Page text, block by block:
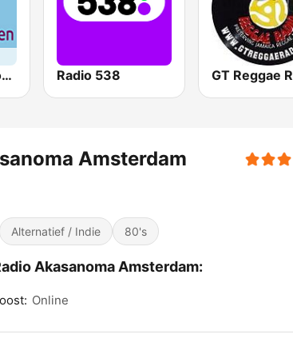
NPO Radio 4 Concerten Radio 538 GT Reggae
Amsterdam
Alternatief / Indie 80's
Akasanoma Amsterdam:
Online